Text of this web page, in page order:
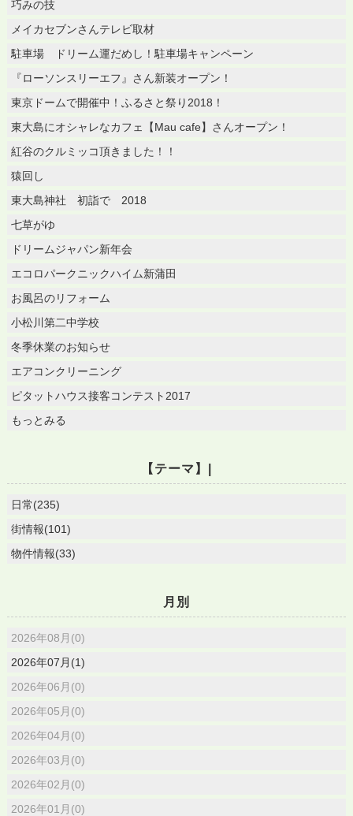
巧みの技
メイカセブンさんテレビ取材
駐車場 ドリーム運だめし！駐車場キャンペーン
『ローソンスリーエフ』さん新装オープン！
東京ドームで開催中！ふるさと祭り2018！
東大島にオシャレなカフェ【Mau cafe】さんオープン！
紅谷のクルミッコ頂きました！！
猿回し
東大島神社 初詣で 2018
七草がゆ
ドリームジャパン新年会
エコロパークニックハイム新蒲田
お風呂のリフォーム
小松川第二中学校
冬季休業のお知らせ
エアコンクリーニング
ピタットハウス接客コンテスト2017
もっとみる
【テーマ】|
日常(235)
街情報(101)
物件情報(33)
月別
2026年08月(0)
2026年07月(1)
2026年06月(0)
2026年05月(0)
2026年04月(0)
2026年03月(0)
2026年02月(0)
2026年01月(0)